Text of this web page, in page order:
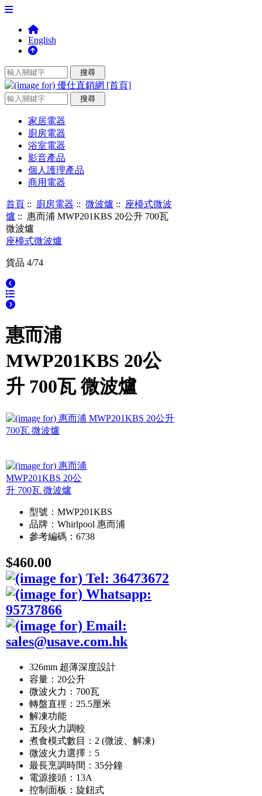
English
家居電器
廚房電器
浴室電器
影音產品
個人護理產品
商用電器
首頁 :: 廚房電器 ::微波爐 ::
座檯式微波
爐 :: 惠而浦 MWP201KBS 20公升 700瓦
微波爐
座檯式微波爐
貨品 4/74
惠而浦
MWP201KBS 20公
升 700瓦 微波爐
型號：MWP201KBS
品牌：Whirlpool 惠而浦
參考編碼：6738
$460.00
326mm 超薄深度設計
容量：20公升
微波火力：700瓦
轉盤直徑：25.5厘米
解凍功能
五段火力調較
煮食模式數目：2 (微波、解凍)
微波火力選擇：5
最長烹調時間：35分鐘
電源接頭：13A
控制面板：旋鈕式